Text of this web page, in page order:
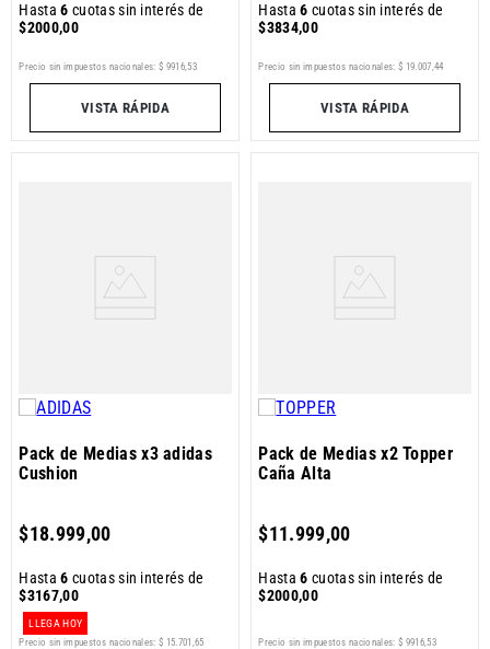
Hasta6 cuotas sin interés de
$2000,00
Precio sin impuestos nacionales: $ 9916,53
VISTA RÁPIDA
Hasta6 cuotas sin interés de
$3834,00
Precio sin impuestos nacionales: $ 19 007 44
VISTA RÁPIDA
Pack de Medias x3 adidas
Cushion
$18.999,00
Hasta6 cuotas sin interés de
$3167,00
LLEGA HOY
Precio sin impuestos nacionales: $ 15 701 65
Pack de Medias x2 Topper
Caña Alta
$11 .999,00
Hasta6 cuotas sin interés de
$2000,00
Precio sin impuestos nacionales: $ 9916,53